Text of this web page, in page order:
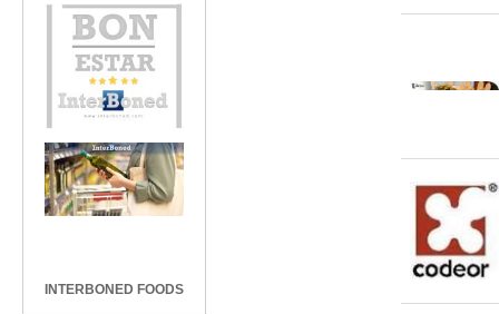
INTERBONED FOODS